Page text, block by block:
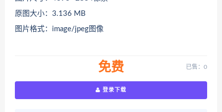
原图大小：3.136 MB
图片格式：image/jpeg图像
免费 已售：0
登录下载